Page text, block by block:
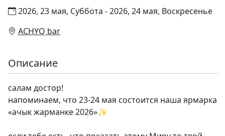
2026, 23 мая, Суббота - 2026, 24 мая, Воскресенье
ACHYQ bar
Описание
салам достор!
напоминаем, что 23-24 мая состоится наша ярмарка
«ачык жарманке 2026»✨